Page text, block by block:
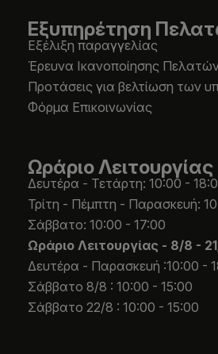
Εξυπηρέτηση
Εξέλιξη παραγγελίας
Έρευνα Ικανοποίησης
Προτάσεις για βελτίωση των
Φόρμα Επικοινωνίας
Ωράριο Λειτουργίας
Δευτέρα - Τετάρτη: 10:00 -
Τρίτη - Πέμπτη - Παρασκευή:
Σάββατο: 10:00 - 17:00
Ωράριο Λειτουργίας - 8/8 -
Δευτέρα - Παρασκευή :10:00 -
Σάββατο 8/8 : 10:00 - 15:00
Σάββατο 22/8 : 10:00 - 15:00